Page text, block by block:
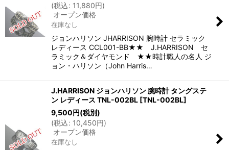
(税込: 11,880円)
オープン価格
在庫なし
ジョンハリソン JHARRISON 腕時計 セラミック
レディース CCL001-BB★★ J.HARRISON セ
ラミック＆ダイヤモンド ★★時計職人の名人 ジ
ョン・ハリソン（John Harris…
J.HARRISON ジョンハリソン 腕時計 タングステ
ン レディース TNL-002BL [TNL-002BL]
9,500円(税別)
(税込: 10,450円)
オープン価格
在庫なし